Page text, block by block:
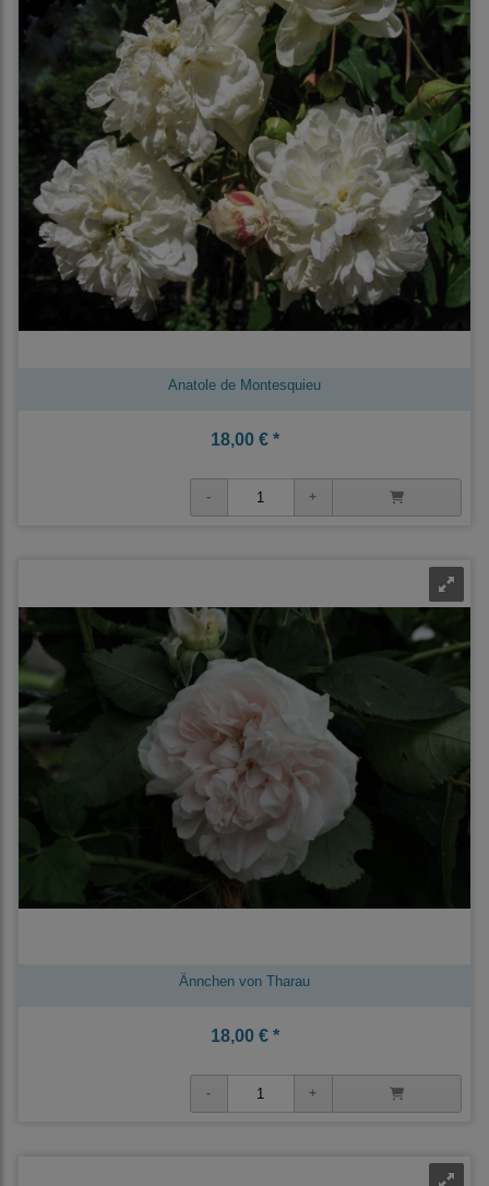
Anatole de Montesquieu
18,00 € *
Ännchen von Tharau
18,00 € *